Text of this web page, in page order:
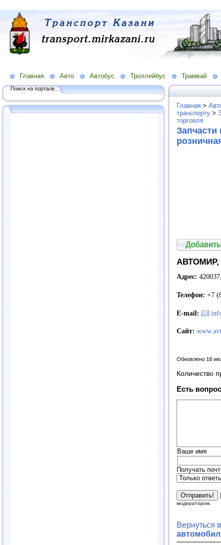
Главная Авто Автобус Троллейбус Трамвай
Поиск на портале...
Главная >
транспорту >
торговля
АВТОМИР,
Адрес:
Телефон: +7
E-mail:
Сайт:
Обновлено 18
Количество
Есть
Ваше имя
Получать
модератором.
Вернуться